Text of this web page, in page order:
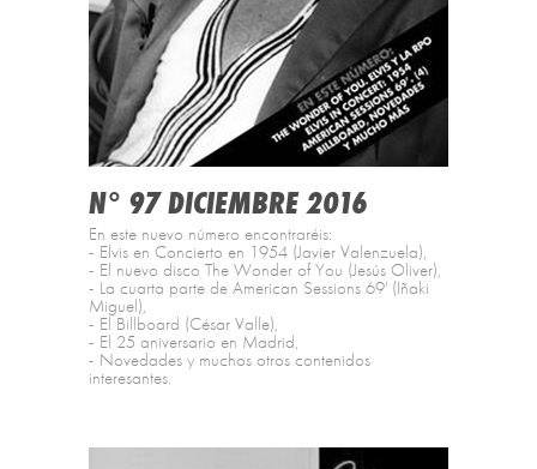
N° 97 DICIEMBRE 2016
En este nuevo número encontraréis:
- Elvis en Concierto en 1954 (Javier Valenzuela),
- El nuevo disco The Wonder of You (Jesús Oliver),
- La cuarta parte de American Sessions 69' (Iñaki
Miguel),
- El Billboard (César Valle),
- El 25 aniversario en Madrid,
- Novedades y muchos otros contenidos
interesantes.